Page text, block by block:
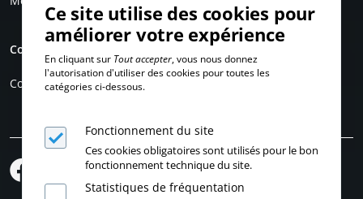
Compte personnel
Connexion
Ce site utilise des cookies pour
améliorer votre expérience
En cliquant sur Tout accepter, vous nous donnez
l'autorisation d'utiliser des cookies pour toutes les
catégories ci-dessous.
Fonctionnement du site
Ces cookies obligatoires sont utilisés pour le bon
fonctionnement technique du site.
Statistiques de fréquentation